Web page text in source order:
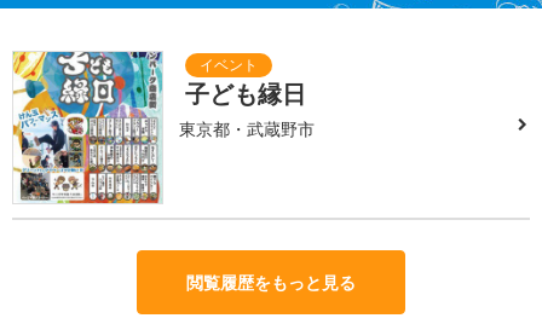
子ども縁日
東京都・武蔵野市
閲覧履歴をもっと見る